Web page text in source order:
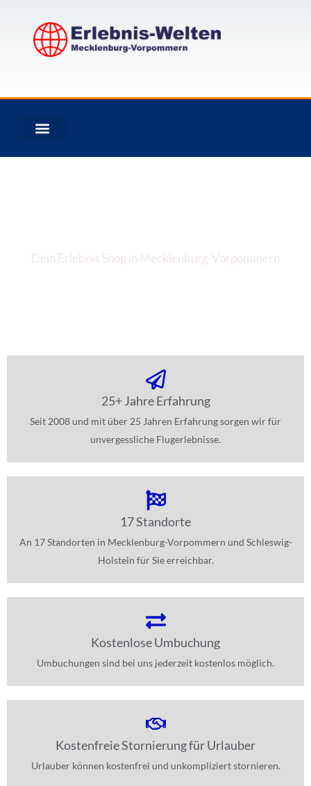
springen
25+ Jahre Erfahrung
Seit 2008 und mit über 25 Jahren Erfahrung sorgen wir für
unvergessliche Flugerlebnisse.
17 Standorte
An 17 Standorten in Mecklenburg-Vorpommern und Schleswig-
Holstein für Sie erreichbar.
Kostenlose Umbuchung
Umbuchungen sind bei uns jederzeit kostenlos möglich.
Kostenfreie Stornierung für Urlauber
Urlauber können kostenfrei und unkompliziert stornieren.